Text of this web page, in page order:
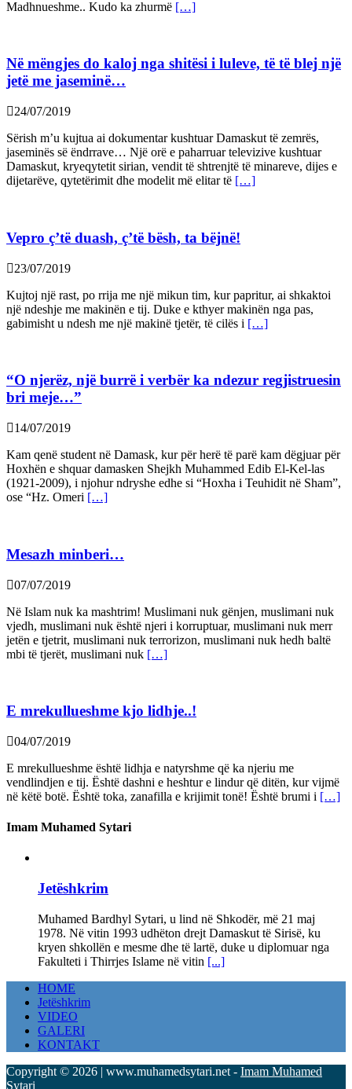
Madhnueshme.. Kudo ka zhurmë […]
Në mëngjes do kaloj nga shitësi i luleve, të të blej një
jetë me jaseminë…
24/07/2019
Sërish m’u kujtua ai dokumentar kushtuar Damaskut të zemrës,
jaseminës së ëndrrave… Një orë e paharruar televizive kushtuar
Damaskut, kryeqytetit sirian, vendit të shtrenjtë të minareve, dijes e
dijetarëve, qytetërimit dhe modelit më elitar të […]
Vepro ç’të duash, ç’të bësh, ta bëjnë!
23/07/2019
Kujtoj një rast, po rrija me një mikun tim, kur papritur, ai shkaktoi
një ndeshje me makinën e tij. Duke e kthyer makinën nga pas,
gabimisht u ndesh me një makinë tjetër, të cilës i […]
“O njerëz, një burrë i verbër ka ndezur regjistruesin
bri meje…”
14/07/2019
Kam qenë student në Damask, kur për herë të parë kam dëgjuar për
Hoxhën e shquar damasken Shejkh Muhammed Edib El-Kel-las
(1921-2009), i njohur ndryshe edhe si “Hoxha i Teuhidit në Sham”,
ose “Hz. Omeri […]
Mesazh minberi…
07/07/2019
Në Islam nuk ka mashtrim! Muslimani nuk gënjen, muslimani nuk
vjedh, muslimani nuk është njeri i korruptuar, muslimani nuk merr
jetën e tjetrit, muslimani nuk terrorizon, muslimani nuk hedh baltë
mbi të tjerët, muslimani nuk […]
E mrekullueshme kjo lidhje..!
04/07/2019
E mrekullueshme është lidhja e natyrshme që ka njeriu me
vendlindjen e tij. Është dashni e heshtur e lindur që ditën, kur vijmë
në këtë botë. Është toka, zanafilla e krijimit tonë! Është brumi i […]
Imam Muhamed Sytari
Jetëshkrim
Muhamed Bardhyl Sytari, u lind në Shkodër, më 21 maj
1978. Në vitin 1993 udhëton drejt Damaskut të Sirisë, ku
kryen shkollën e mesme dhe të lartë, duke u diplomuar nga
Fakulteti i Thirrjes Islame në vitin [...]
HOME
Jetëshkrim
VIDEO
GALERI
KONTAKT
Copyright © 2026 | www.muhamedsytari.net - Imam Muhamed
Sytari